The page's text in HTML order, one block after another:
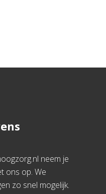
neem je
ons op. We
zo snel mogelijk.